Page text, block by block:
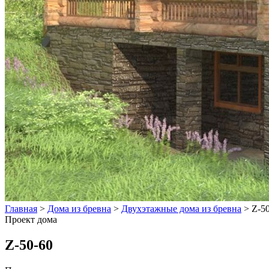
Главная > Дома из бревна > Двухэтажные дома из бревна > Z-
Проект дома
Z-50-60